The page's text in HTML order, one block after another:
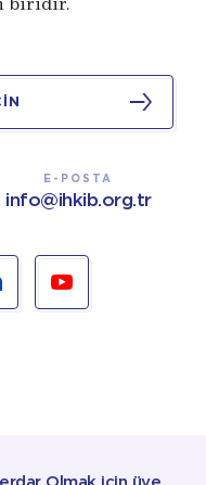
E-POSTA
info@ihkib.org.tr